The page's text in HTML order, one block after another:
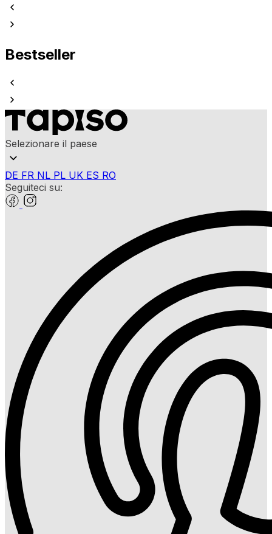
Bestseller
Selezionare il paese
DE FR NL PL UK ES RO
Seguiteci su: